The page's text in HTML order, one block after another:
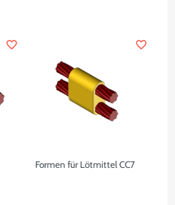
favorite_border
Formen für Lötmittel CC7
favorite_border